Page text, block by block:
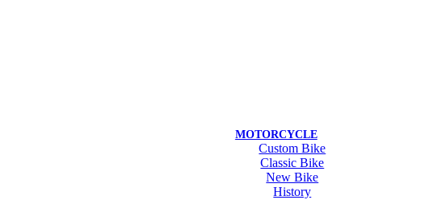
MOTORCYCLE
Custom Bike
Classic Bike
New Bike
History